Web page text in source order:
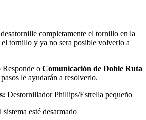
completamente el tornillo en la
tornillo y ya no sera posible volverlo a
Responde o Comunicación de Doble Ruta
le ayudarán a resolverlo.
Destornillador Phillips/Estrella pequeño
sistema esté desarmado